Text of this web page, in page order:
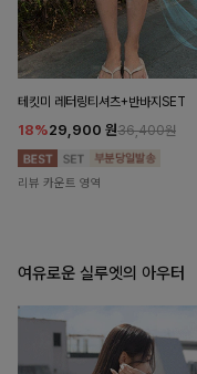
테킷미 레터링티셔츠+반바지SET
18%29,900 원36,400원
리뷰 카운트 영역
여유로운 실루엣의 아우터